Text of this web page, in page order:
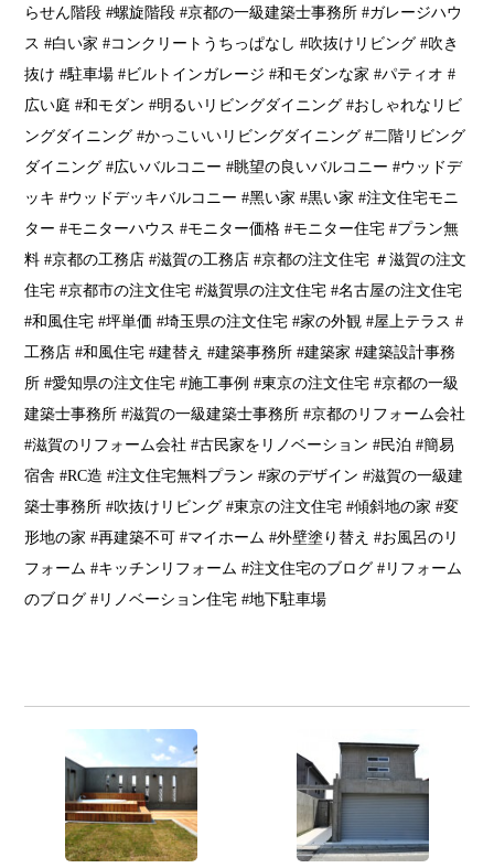
らせん階段 #螺旋階段 #京都の一級建築士事務所 #ガレージハウ
ス #白い家 #コンクリートうちっぱなし #吹抜けリビング #吹き
抜け #駐車場 #ビルトインガレージ #和モダンな家 #パティオ #
広い庭 #和モダン #明るいリビングダイニング #おしゃれなリビ
ングダイニング #かっこいいリビングダイニング #二階リビング
ダイニング #広いバルコニー #眺望の良いバルコニー #ウッドデ
ッキ #ウッドデッキバルコニー #黑い家 #黒い家 #注文住宅モニ
ター #モニターハウス #モニター価格 #モニター住宅 #プラン無
料 #京都の工務店 #滋賀の工務店 #京都の注文住宅 ＃滋賀の注文
住宅 #京都市の注文住宅 #滋賀県の注文住宅 #名古屋の注文住宅
#和風住宅 #坪単価 #埼玉県の注文住宅 #家の外観 #屋上テラス #
工務店 #和風住宅 #建替え #建築事務所 #建築家 #建築設計事務
所 #愛知県の注文住宅 #施工事例 #東京の注文住宅 #京都の一級
建築士事務所 #滋賀の一級建築士事務所 #京都のリフォーム会社
#滋賀のリフォーム会社 #古民家をリノベーション #民泊 #簡易
宿舎 #RC造 #注文住宅無料プラン #家のデザイン #滋賀の一級建
築士事務所 #吹抜けリビング #東京の注文住宅 #傾斜地の家 #変
形地の家 #再建築不可 #マイホーム #外壁塗り替え #お風呂のリ
フォーム #キッチンリフォーム #注文住宅のブログ #リフォーム
のブログ #リノベーション住宅 #地下駐車場